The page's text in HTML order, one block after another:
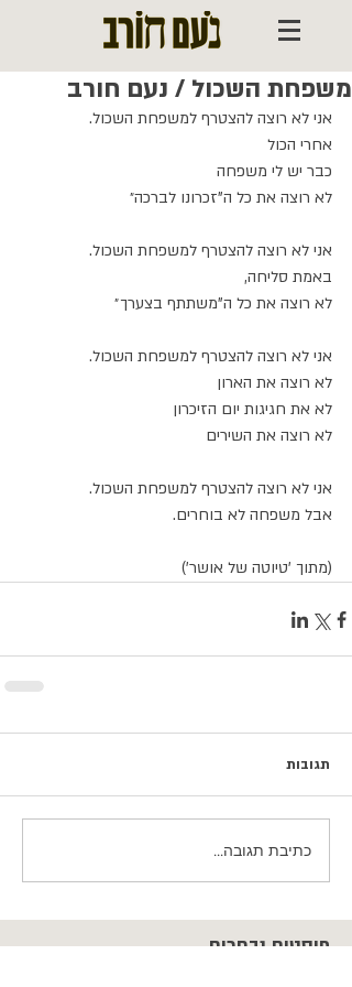
משפחת השכול / נעם חורב
אני לא רוצה להצטרף למשפחת השכול.
אחרי הכול
כבר יש לי משפחה
לא רוצה את כל ה"זכרונו לברכה״
אני לא רוצה להצטרף למשפחת השכול.
באמת סליחה,
לא רוצה את כל ה"משתתף בצערך״
אני לא רוצה להצטרף למשפחת השכול.
לא רוצה את הארון
לא את חגיגות יום הזיכרון
לא רוצה את השירים
אני לא רוצה להצטרף למשפחת השכול.
אבל משפחה לא בוחרים.
(מתוך 'טיוטה של אושר')
תגובות
כתיבת תגובה...
פוסטים נבחרים